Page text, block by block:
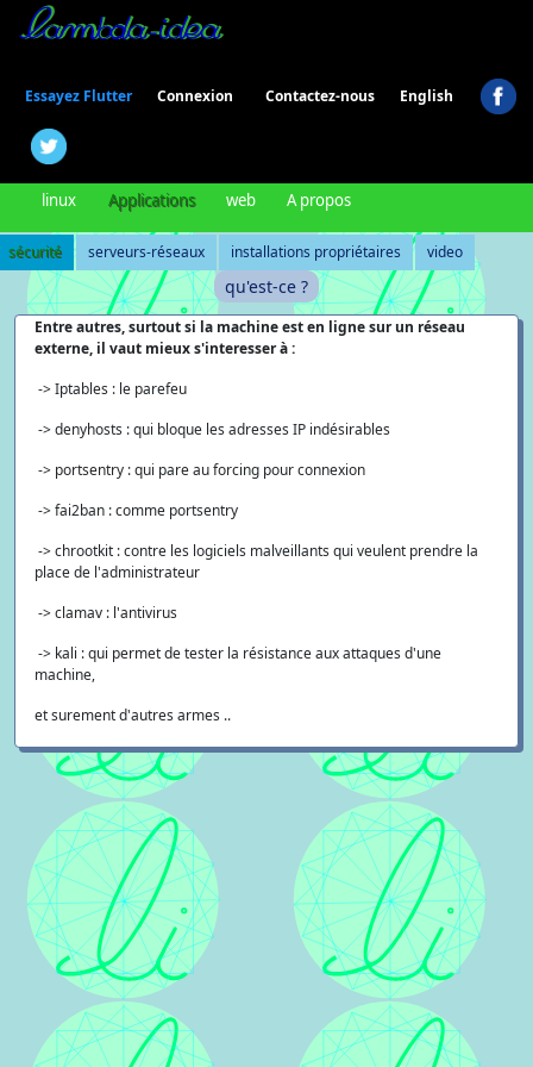
Essayez Flutter Connexion Contactez-nous English
linux Applications web A propos
sécurité serveurs-réseaux installations propriétaires video
qu'est-ce ?
Entre autres, surtout si la machine est en ligne sur un réseau
externe, il vaut mieux s'interesser à :
-> Iptables : le parefeu
-> denyhosts : qui bloque les adresses IP indésirables
-> portsentry : qui pare au forcing pour connexion
-> fai2ban : comme portsentry
-> chrootkit : contre les logiciels malveillants qui veulent prendre la
place de l'administrateur
-> clamav : l'antivirus
-> kali : qui permet de tester la résistance aux attaques d'une
machine,
et surement d'autres armes ..